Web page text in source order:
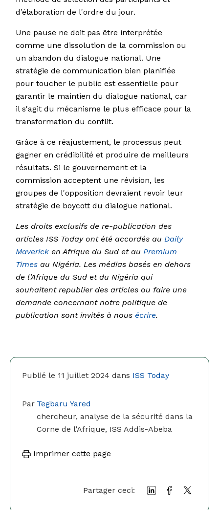
Publié le 11 juillet 2024 dans ISS Today
Par Tegbaru Yared
chercheur, analyse de la sécurité dans la
Corne de l'Afrique, ISS Addis-Abeba
Imprimer cette page
Partager ceci:
d’élaboration de l'ordre du jour.
Une pause ne doit pas être interprétée
comme une dissolution de la commission ou
un abandon du dialogue national. Une
stratégie de communication bien planifiée
pour toucher le public est essentielle pour
garantir le maintien du dialogue national, car
il s'agit du mécanisme le plus efficace pour la
transformation du conflit.
Grâce à ce réajustement, le processus peut
gagner en crédibilité et produire de meilleurs
résultats. Si le gouvernement et la
commission acceptent une révision, les
groupes de l'opposition devraient revoir leur
stratégie de boycott du dialogue national.
Les droits exclusifs de re-publication des
articles ISS Today ont été accordés au Daily
Maverick en Afrique du Sud et au Premium
Times au Nigéria. Les médias basés en dehors
de l'Afrique du Sud et du Nigéria qui
souhaitent republier des articles ou faire une
demande concernant notre politique de
publication sont invités à nous écrire.